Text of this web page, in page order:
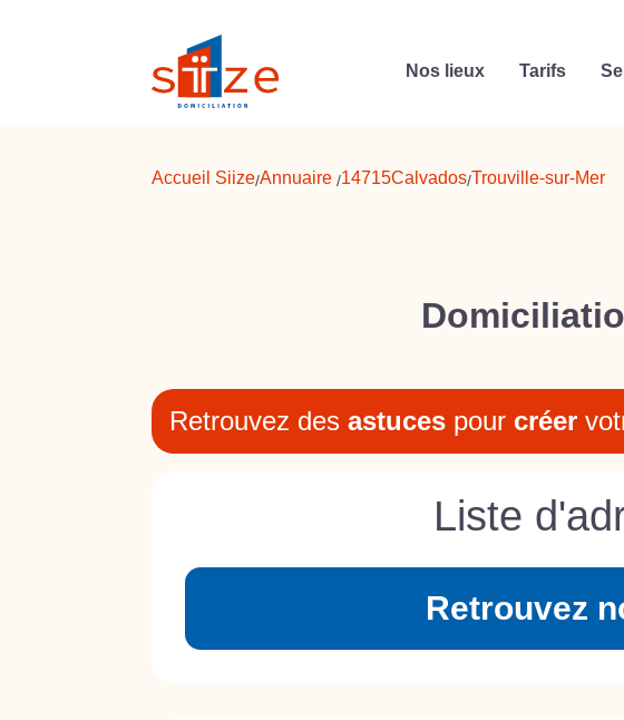
Nos lieux Tarifs
Accueil Siize/Annuaire /14715Calvados/Trouville-sur-Mer
Retrouvez des astuces pour créer
Liste
Retrouvez